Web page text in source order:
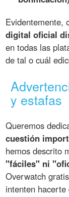
Evidentemente,
digital oficial
en todas las
de tal o cuál
y estafas
Queremos
cuestión
hemos descrito
"fáciles" ni
Overwatch
intenten